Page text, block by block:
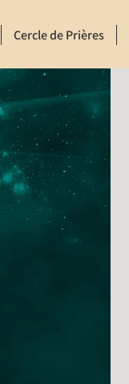
Cercle de Prières